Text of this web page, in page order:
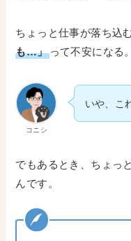
ちょっと仕事が落ち込
も…」って不安になる。
コニシ
いや、こ
でもあるとき、ちょっ
んです。